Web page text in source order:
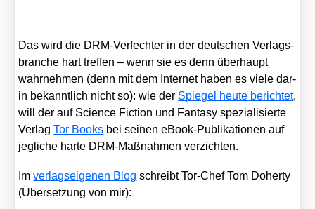
Das wird die DRM-Ver­fech­ter in der deut­schen Ver­lags­
bran­che hart tref­fen – wenn sie es denn über­haupt
wahr­neh­men (denn mit dem Inter­net haben es vie­le dar­
in bekannt­lich nicht so): wie der Spie­gel heu­te berich­tet,
will der auf Sci­ence Fic­tion und Fan­ta­sy spe­zia­li­sier­te
Ver­lagTor Books bei sei­nen eBook-Publi­ka­tio­nen auf
jeg­li­che har­te DRM-Maß­nah­men ver­zich­ten.
Imver­lags­ei­ge­nen Blog schreibt Tor-Chef Tom Doh­erty
(Über­set­zung von mir):